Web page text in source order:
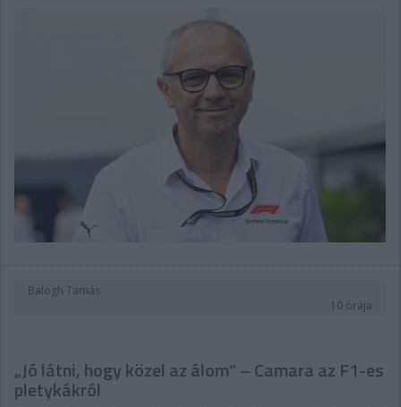
Balogh Tamás
10 órája
„Jó látni, hogy közel az álom” – Camara az F1-es
pletykákról